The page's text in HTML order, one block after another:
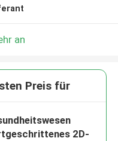
an
Preis für
2D-